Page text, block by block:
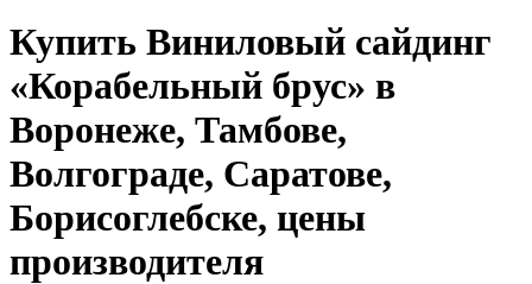
Купить Виниловый сайдинг
«Корабельный брус» в
Воронеже, Тамбове,
Волгограде, Саратове,
Борисоглебске, цены
производителя